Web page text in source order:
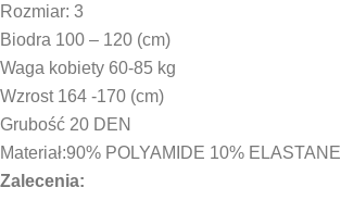
Rozmiar: 3
Biodra 100 – 120 (cm)
Waga kobiety 60-85 kg
Wzrost 164 -170 (cm)
Grubość 20 DEN
Materiał:90% POLYAMIDE 10% ELASTANE
Zalecenia: